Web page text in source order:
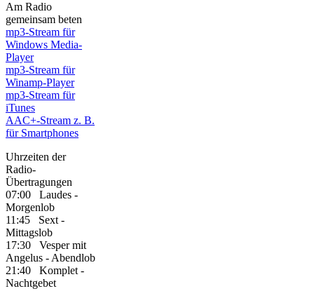
Am Radio
gemeinsam beten
mp3-Stream für
Windows Media-
Player
mp3-Stream für
Winamp-Player
mp3-Stream für
iTunes
AAC+-Stream z. B.
für Smartphones
Uhrzeiten der
Radio-
Übertragungen
07:00 Laudes -
Morgenlob
11:45 Sext -
Mittagslob
17:30 Vesper mit
Angelus - Abendlob
21:40 Komplet -
Nachtgebet